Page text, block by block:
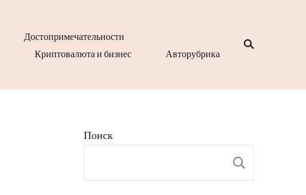
Достопримечательности
Криптовалюта и бизнес Авторубрика
Поиск